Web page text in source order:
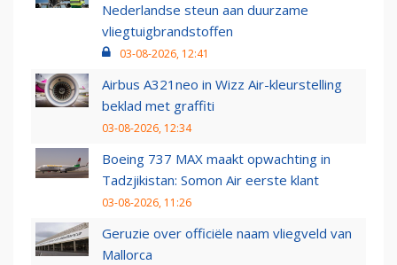
Nederlandse steun aan duurzame
vliegtuigbrandstoffen
03-08-2026, 12:41
Airbus A321neo in Wizz Air-kleurstelling
beklad met graffiti
03-08-2026, 12:34
Boeing 737 MAX maakt opwachting in
Tadzjikistan: Somon Air eerste klant
03-08-2026, 11:26
Geruzie over officiële naam vliegveld van
Mallorca